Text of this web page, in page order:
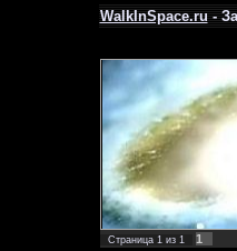
WalkInSpace.ru-
Страница 1из 1 1